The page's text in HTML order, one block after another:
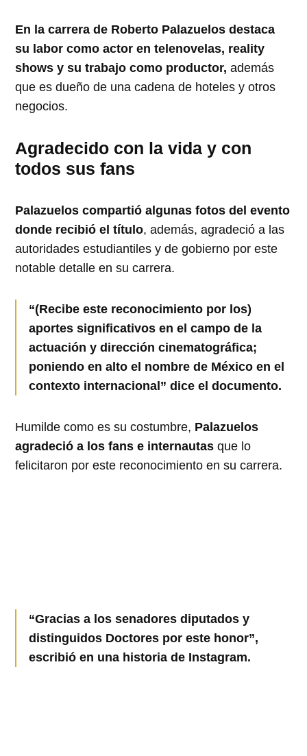
En la carrera de Roberto Palazuelos destaca
su labor como actor en telenovelas, reality
shows y su trabajo como productor, además
que es dueño de una cadena de hoteles y otros
negocios.
Agradecido con la vida y con
todos sus fans
Palazuelos compartió algunas fotos del evento
donde recibió el título, además, agradeció a las
autoridades estudiantiles y de gobierno por este
notable detalle en su carrera.
“(Recibe este reconocimiento por los)
aportes significativos en el campo de la
actuación y dirección cinematográfica;
poniendo en alto el nombre de México en el
contexto internacional” dice el documento.
Humilde como es su costumbre, Palazuelos
agradeció a los fans e internautas que lo
felicitaron por este reconocimiento en su carrera.
“Gracias a los senadores diputados y
distinguidos Doctores por este honor”,
escribió en una historia de Instagram.